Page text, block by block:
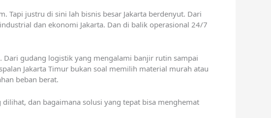
Tapi justru di sini lah bisnis besar Jakarta berdenyut. Dari
dan ekonomi Jakarta. Dan di balik operasional 24/7
gudang logistik yang mengalami banjir rutin sampai
Jakarta Timur bukan soal memilih material murah atau
beban berat.
dan bagaimana solusi yang tepat bisa menghemat